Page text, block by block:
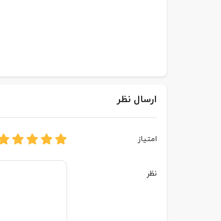
ارسال نظر
امتیاز
نظر